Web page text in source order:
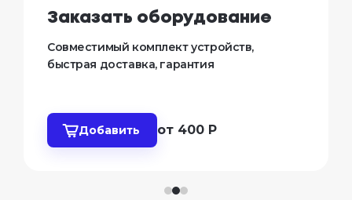
Обучить сотрудников
Проверенные практики
автоматизации общепита,
Добавить от 300 Р